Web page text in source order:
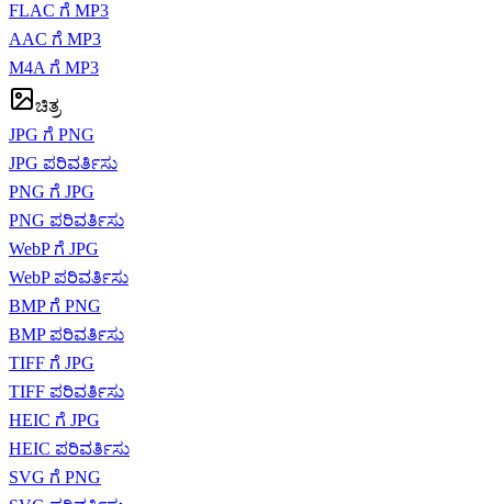
FLAC ಗೆ MP3
AAC ಗೆ MP3
M4A ಗೆ MP3
ಚಿತ್ರ
JPG ಗೆ PNG
JPG ಪರಿವರ್ತಿಸು
PNG ಗೆ JPG
PNG ಪರಿವರ್ತಿಸು
WebP ಗೆ JPG
WebP ಪರಿವರ್ತಿಸು
BMP ಗೆ PNG
BMP ಪರಿವರ್ತಿಸು
TIFF ಗೆ JPG
TIFF ಪರಿವರ್ತಿಸು
HEIC ಗೆ JPG
HEIC ಪರಿವರ್ತಿಸು
SVG ಗೆ PNG